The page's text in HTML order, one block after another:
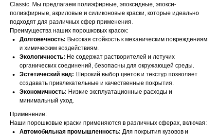
Classic. Мы предлагаем полиэфирные, эпоксидные, эпокси-
полиэфирные, акриловые и силиконовые краски, которые идеально
подходят для различных сфер применения.
Преимущества наших порошковых красок:
Долговечность: Высокая стойкость к механическим повреждениям
и химическим воздействиям.
Экологичность: Не содержат растворителей и летучих
органических соединений, безопасны для окружающей среды.
Эстетический вид: Широкий выбор цветов и текстур позволяет
создавать привлекательные и качественные покрытия.
Экономичность: Низкие эксплуатационные расходы и
минимальный уход.
Применение:
Наши порошковые краски применяются в различных сферах, включая:
Автомобильная промышленность: Для покрытия кузовов и